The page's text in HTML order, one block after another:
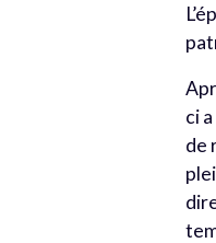
ci
de